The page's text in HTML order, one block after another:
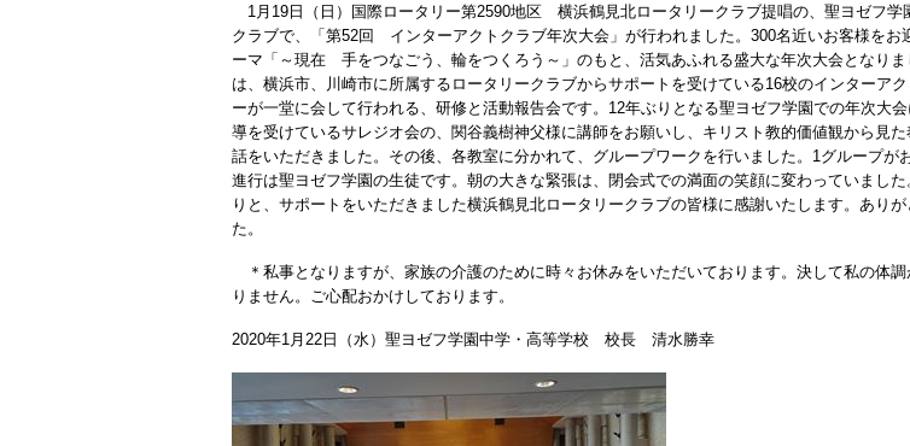
1月19日（日）国際ロータリー第2590地区 横浜鶴見北ロータリークラブ提唱の、聖ヨゼフ学
クラブで、「第52回 インターアクトクラブ年次大会」が行われました。300名近いお客様をお
ーマ「～現在 手をつなごう、輪をつくろう～」のもと、活気あふれる盛大な年次大会となりま
は、横浜市、川崎市に所属するロータリークラブからサポートを受けている16校のインターア
ーが一堂に会して行われる、研修と活動報告会です。12年ぶりとなる聖ヨゼフ学園での年次大
導を受けているサレジオ会の、関谷義樹神父様に講師をお願いし、キリスト教的価値観から見
話をいただきました。その後、各教室に分かれて、グループワークを行いました。1グループが
進行は聖ヨゼフ学園の生徒です。朝の大きな緊張は、閉会式での満面の笑顔に変わっていまし
りと、サポートをいただきました横浜鶴見北ロータリークラブの皆様に感謝いたします。ありが
た。
＊私事となりますが、家族の介護のために時々お休みをいただいております。決して私の体調
りません。ご心配おかけしております。
2020年1月22日（水）聖ヨゼフ学園中学・高等学校 校長 清水勝幸